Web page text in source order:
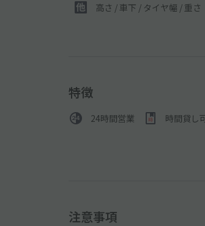
高さ / 車下 / タイヤ幅 / 重さ
特徴
24時間営業 時間貸し
注意事項